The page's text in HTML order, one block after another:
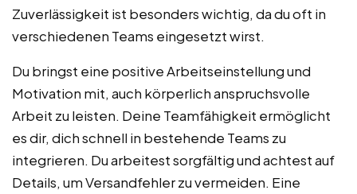
Zuverlässigkeit ist besonders wichtig, da du oft in
verschiedenen Teams eingesetzt wirst.
Du bringst eine positive Arbeitseinstellung und
Motivation mit, auch körperlich anspruchsvolle
Arbeit zu leisten. Deine Teamfähigkeit ermöglicht
es dir, dich schnell in bestehende Teams zu
integrieren. Du arbeitest sorgfältig und achtest auf
Details, um Versandfehler zu vermeiden. Eine